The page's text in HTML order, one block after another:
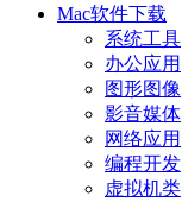
Mac软件下载
系统工具
办公应用
图形图像
影音媒体
网络应用
编程开发
虚拟机类